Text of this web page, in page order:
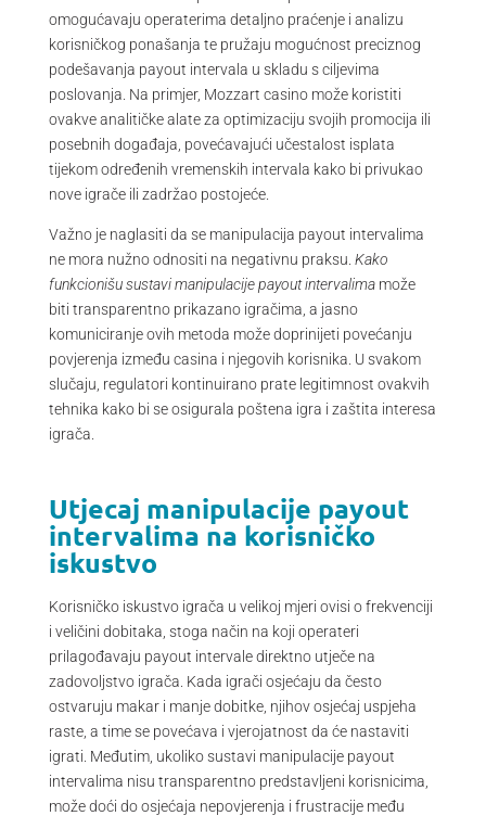
omogućavaju operaterima detaljno praćenje i analizu
korisničkog ponašanja te pružaju mogućnost preciznog
podešavanja payout intervala u skladu s ciljevima
poslovanja. Na primjer, Mozzart casino može koristiti
ovakve analitičke alate za optimizaciju svojih promocija ili
posebnih događaja, povećavajući učestalost isplata
tijekom određenih vremenskih intervala kako bi privukao
nove igrače ili zadržao postojeće.
Važno je naglasiti da se manipulacija payout intervalima
ne mora nužno odnositi na negativnu praksu. Kako
funkcionišu sustavi manipulacije payout intervalimamože
biti transparentno prikazano igračima, a jasno
komuniciranje ovih metoda može doprinijeti povećanju
povjerenja između casina i njegovih korisnika. U svakom
slučaju, regulatori kontinuirano prate legitimnost ovakvih
tehnika kako bi se osigurala poštena igra i zaštita interesa
igrača.
Utjecaj manipulacije payout
intervalima na korisničko
iskustvo
Korisničko iskustvo igrača u velikoj mjeri ovisi o frekvenciji
i veličini dobitaka, stoga način na koji operateri
prilagođavaju payout intervale direktno utječe na
zadovoljstvo igrača. Kada igrači osjećaju da često
ostvaruju makar i manje dobitke, njihov osjećaj uspjeha
raste, a time se povećava i vjerojatnost da će nastaviti
igrati. Međutim, ukoliko sustavi manipulacije payout
intervalima nisu transparentno predstavljeni korisnicima,
može doći do osjećaja nepovjerenja i frustracije među